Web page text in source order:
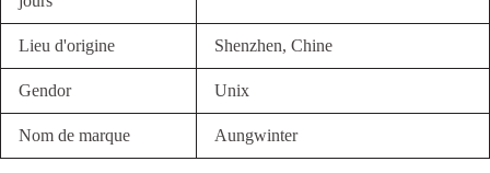
Lieu d'origine Shenzhen, Chine
Gendor Unix
Nom de marque Aungwinter